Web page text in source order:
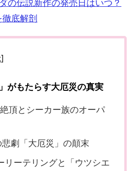
の伝説新作の発売日はいつ？
底解剖
]
がもたらす大厄災の真実
頂とシーカー族のオーパ
劇「大厄災」の顛末
リーテリングと「ウツシエ